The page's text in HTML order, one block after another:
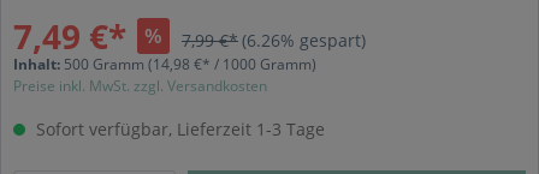
7,49 €* % 7,99 €*(6.26% gespart)
Inhalt: 500 Gramm (14,98 €* / 1000 Gramm)
Preise inkl. MwSt. zzgl. Versandkosten
Sofort verfügbar, Lieferzeit 1-3 Tage